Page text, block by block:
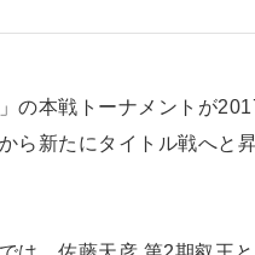
の本戦トーナメントが
ら新たにタイトル戦へと